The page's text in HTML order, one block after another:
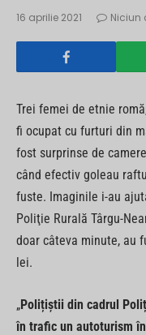
16 aprilie 2021 Niciun
Trei femei de etnie
fi ocupat cu furturi din
fost surprinse de
când efectiv goleau
fuste. Imaginile i-au
Poliţie Rurală Târgu-
doar câteva minute, au
lei.
„Polițiștii din cadrul
în trafic un autoturism